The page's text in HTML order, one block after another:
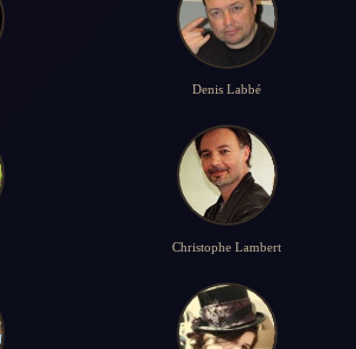
Denis Labbé
Christophe Lambert